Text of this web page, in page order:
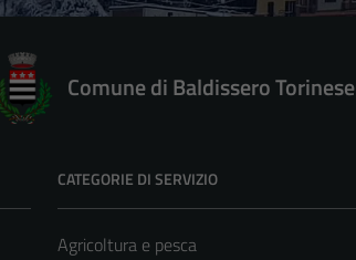
Comune di Baldissero Torinese
CATEGORIE DI SERVIZIO
Agricoltura e pesca